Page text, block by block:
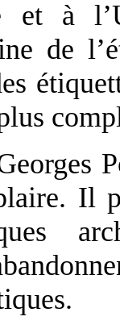
et à
de
Il